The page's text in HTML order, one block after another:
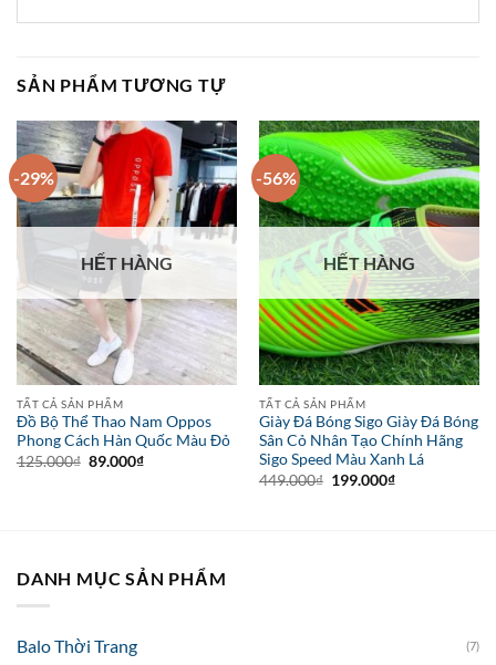
SẢN PHẨM TƯƠNG TỰ
-29%
HẾT HÀNG
TẤT CẢ SẢN PHẨM
Đồ Bộ Thể Thao Nam Oppos
Phong Cách Hàn Quốc Màu Đỏ
125.000₫ Giá
89.000₫Giá
-56%
HẾT HÀNG
TẤT CẢ SẢN PHẨM
Giày Đá Bóng Sigo Giày Đá Bóng
Sân Cỏ Nhân Tạo Chính Hãng
Sigo Speed Màu Xanh Lá
449.000₫ Giá
199.000₫Giá
DANH MỤC SẢN PHẨM
Balo Thời Trang (7)